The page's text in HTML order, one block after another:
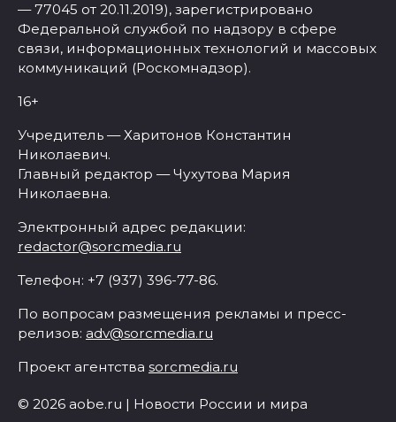
— 77045 от 20.11.2019), зарегистрировано
Федеральной службой по надзору в сфере
связи, информационных технологий и массовых
коммуникаций (Роскомнадзор).
16+
Учредитель — Харитонов Константин
Николаевич.
Главный редактор — Чухутова Мария
Николаевна.
Электронный адрес редакции:
redactor@sorcmedia.ru
Телефон: +7 (937) 396-77-86.
По вопросам размещения рекламы и пресс-
релизов: adv@sorcmedia.ru
Проект агентства sorcmedia.ru
© 2026 aobe.ru | Новости России и мира